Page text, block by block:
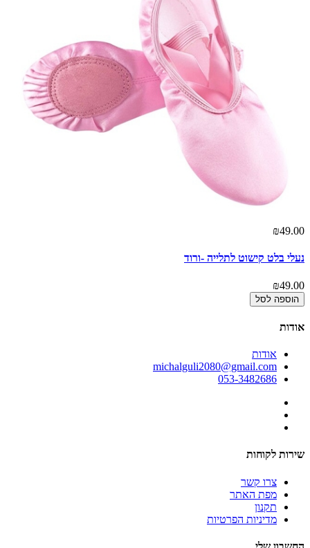
₪49.00
נעלי בלט קישוט לתלייה -ורוד
₪49.00
הוספה לסל
אודות
אודות
michalguli2080@gmail.com
053-3482686
שירות לקוחות
צרו קשר
מפת האתר
תקנון
מדיניות הפרטיות